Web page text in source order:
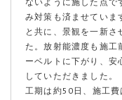
み対策も済ませていま
と共に、景観を一新さ
た。放射能濃度も施
ーベルトに下がり、安
していただきました。
工期は約50日、施工費